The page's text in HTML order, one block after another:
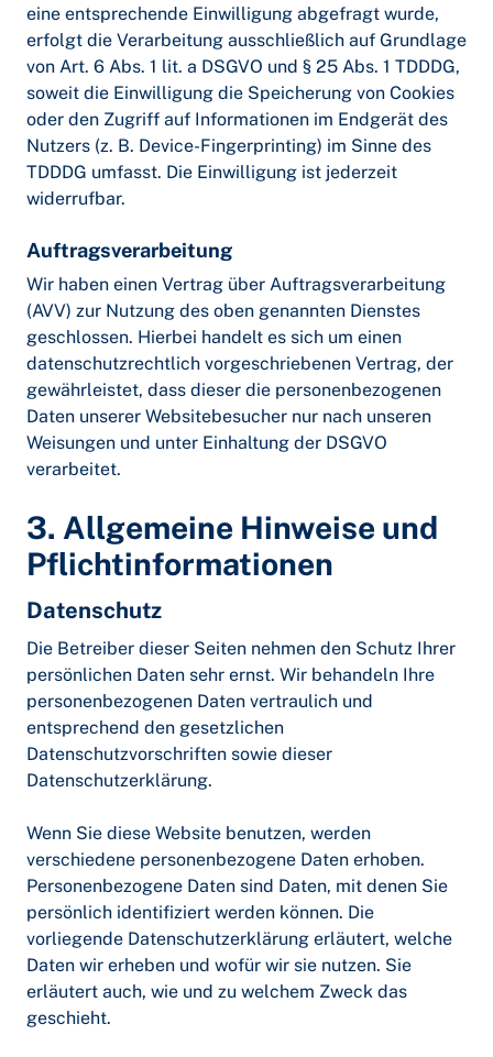
eine entsprechende Einwilligung abgefragt wurde,
erfolgt die Verarbeitung ausschließlich auf Grundlage
von Art. 6 Abs. 1 lit. a DSGVO und § 25 Abs. 1 TDDDG,
soweit die Einwilligung die Speicherung von Cookies
oder den Zugriff auf Informationen im Endgerät des
Nutzers (z. B. Device-Fingerprinting) im Sinne des
TDDDG umfasst. Die Einwilligung ist jederzeit
widerrufbar.
Auftragsverarbeitung
Wir haben einen Vertrag über Auftragsverarbeitung
(AVV) zur Nutzung des oben genannten Dienstes
geschlossen. Hierbei handelt es sich um einen
datenschutzrechtlich vorgeschriebenen Vertrag, der
gewährleistet, dass dieser die personenbezogenen
Daten unserer Websitebesucher nur nach unseren
Weisungen und unter Einhaltung der DSGVO
verarbeitet.
3. Allgemeine Hinweise und
Pflicht­informationen
Datenschutz
Die Betreiber dieser Seiten nehmen den Schutz Ihrer
persönlichen Daten sehr ernst. Wir behandeln Ihre
personenbezogenen Daten vertraulich und
entsprechend den gesetzlichen
Datenschutzvorschriften sowie dieser
Datenschutzerklärung.
Wenn Sie diese Website benutzen, werden
verschiedene personenbezogene Daten erhoben.
Personenbezogene Daten sind Daten, mit denen Sie
persönlich identifiziert werden können. Die
vorliegende Datenschutzerklärung erläutert, welche
Daten wir erheben und wofür wir sie nutzen. Sie
erläutert auch, wie und zu welchem Zweck das
geschieht.